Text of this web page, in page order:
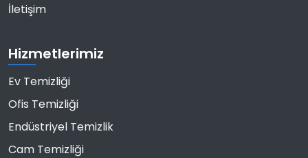
İletişim
Hizmetlerimiz
Ev Temizliği
Ofis Temizliği
Endüstriyel Temizlik
Cam Temizliği